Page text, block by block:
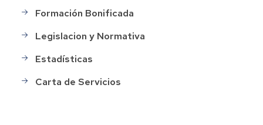
Formación Bonificada
Legislacion y Normativa
Estadísticas
Carta de Servicios